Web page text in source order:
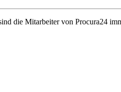
die Mitarbeiter von Procura24